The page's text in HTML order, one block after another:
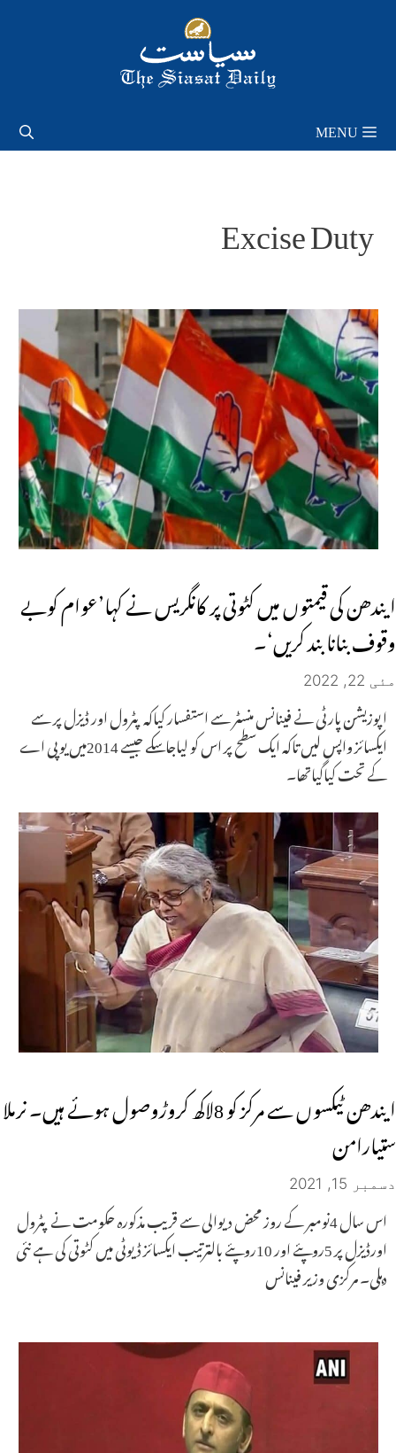
MENU
Excise Duty
ایندھن کی قیمتوں میں کٹوتی پر کانگریس نے کہا’عوام کوبے
وقوف بنانا بند کریں‘۔
مئی 22, 2022
اپوزیشن پارٹی نے فینانس منسٹر سے استفسار کیاکہ پٹرول اور ڈیزل پر سے
ایکسائز واپس لیں تاکہ ایک سطح پر اس کو لیاجاسکے جیسے 2014میں یوپی اے
کے تحت کیاگیاتھا۔
ایندھن ٹیکسوں سے مرکز کو 8لاکھ کروڑوصول ہوئے ہیں۔ نرملا
ستیارامن
دسمبر 15, 2021
اس سال 4نومبر کے روز محض دیوالی سے قریب مذکورہ حکومت نے پٹرول
اورڈیزل پر 5روپئے اور 10روپئے بالترتیب ایکسائز ڈیوٹی میں کٹوتی کی ہے نئی
دہلی۔ مرکزی وزیر فینانس